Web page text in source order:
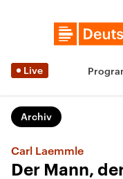
Live
Archiv
Carl Laemmle
Der Mann,